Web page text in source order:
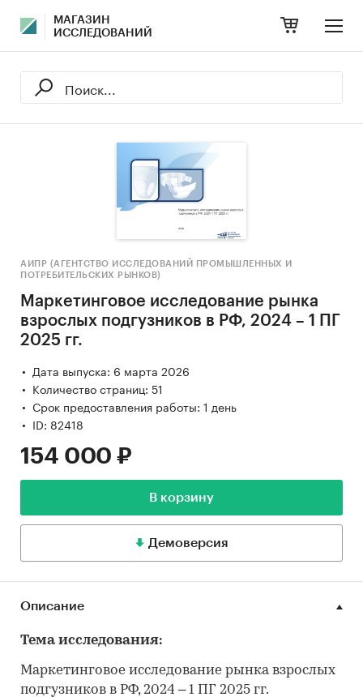
МАГАЗИН
ИССЛЕДОВАНИЙ
АИПР (АГЕНТСТВО ИССЛЕДОВАНИЙ ПРОМЫШЛЕННЫХ И
ПОТРЕБИТЕЛЬСКИХ РЫНКОВ)
Маркетинговое исследование рынка
взрослых подгузников в РФ, 2024 – 1 ПГ
2025 гг.
Дата выпуска: 6 марта 2026
Количество страниц: 51
Срок предоставления работы: 1 день
ID: 82418
154 000 ₽
В корзину
Демоверсия
Описание
Тема исследования:
Маркетинговое исследование рынка взрослых
подгузников в РФ, 2024 – 1 ПГ 2025 гг.